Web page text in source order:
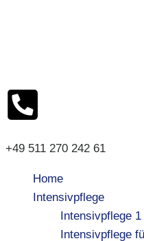
+49 511 270 242 61
Home
Intensivpflege
Intensivpflege
Intensivpflege